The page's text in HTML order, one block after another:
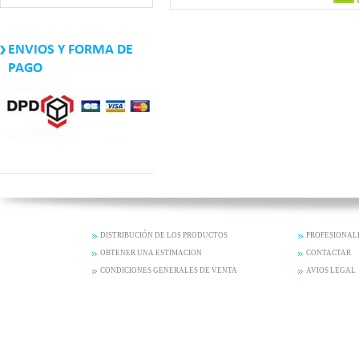
ENVIOS Y FORMA DE
PAGO
DISTRIBUCIÓN DE LOS PRODUCTOS
OBTENER UNA ESTIMACION CONTACTAR
CONDICIONES GENERALES DE VENTA AVIOS LEGAL